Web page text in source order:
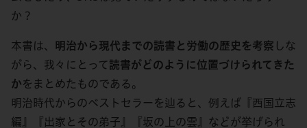
か？
本書は、 明治から現代までの読書と労働の歴史を考察 しな
がら、我々にとって読書がどのように位置づけられてきた
かをまとめたものである。
明治時代からのベストセラーを辿ると、例えば『西国立志
編』『出家とその弟子』『坂の上の雲』などが挙げられ